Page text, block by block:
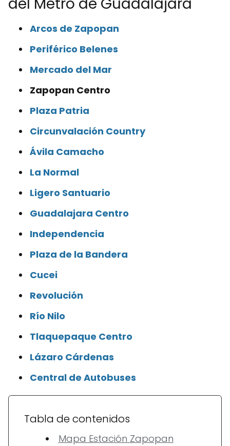
Arcos de Zapopan
Periférico Belenes
Mercado del Mar
Zapopan Centro
Plaza Patria
Circunvalación Country
Ávila Camacho
La Normal
Ligero Santuario
Guadalajara Centro
Independencia
Plaza de la Bandera
Cucei
Revolución
Río Nilo
Tlaquepaque Centro
Lázaro Cárdenas
Central de Autobuses
Tabla de contenidos
Mapa Estación Zapopan